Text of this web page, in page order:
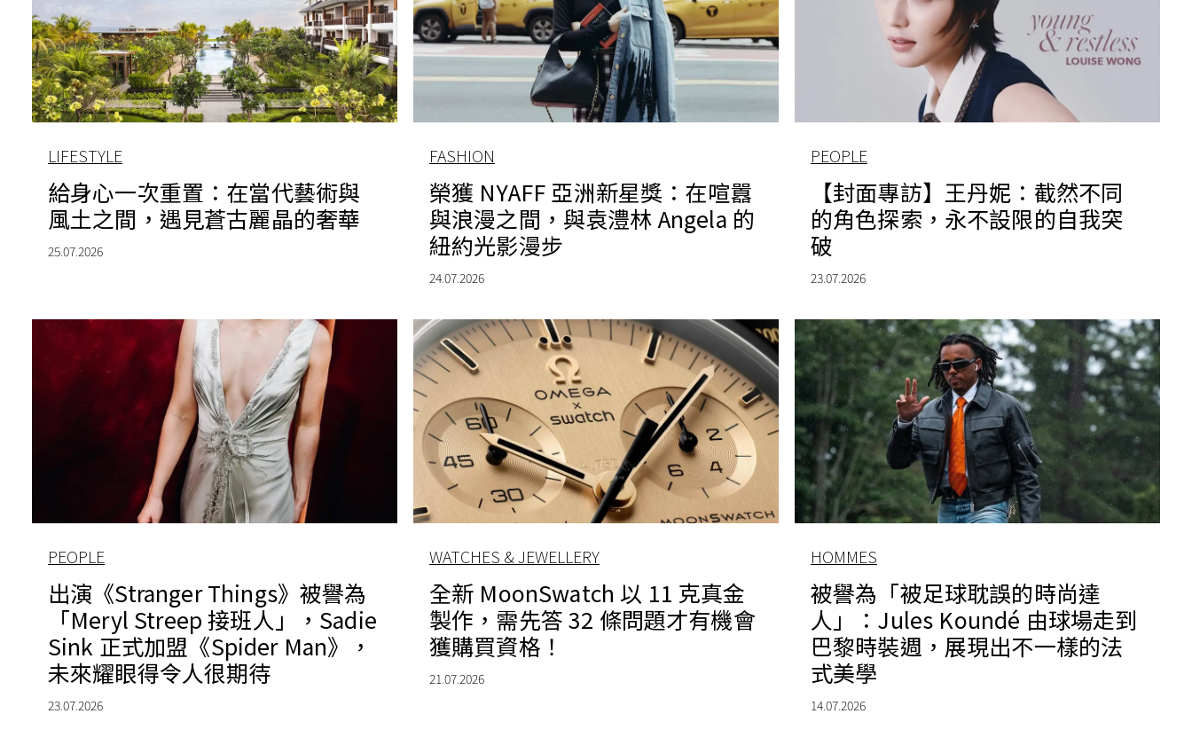
LIFESTYLE
給身心一次重置：在當代藝術與
風土之間，遇見蒼古麗晶的奢華
25.07.2026
FASHION
榮獲 NYAFF 亞洲新星獎：在喧囂
與浪漫之間，與袁澧林 Angela 的
紐約光影漫步
24.07.2026
PEOPLE
【封面專訪】王丹妮：截然不同
的角色探索，永不設限的自我突
破
23.07.2026
PEOPLE
出演《Stranger Things》被譽為
「Meryl Streep 接班人」，Sadie
Sink 正式加盟《Spider Man》，
未來耀眼得令人很期待
23.07.2026
WATCHES & JEWELLERY
全新 MoonSwatch 以 11 克真金
製作，需先答 32 條問題才有機會
獲購買資格！
21.07.2026
HOMMES
被譽為「被足球耽誤的時尚達
人」：Jules Koundé 由球場走到
巴黎時裝週，展現出不一樣的法
式美學
14.07.2026